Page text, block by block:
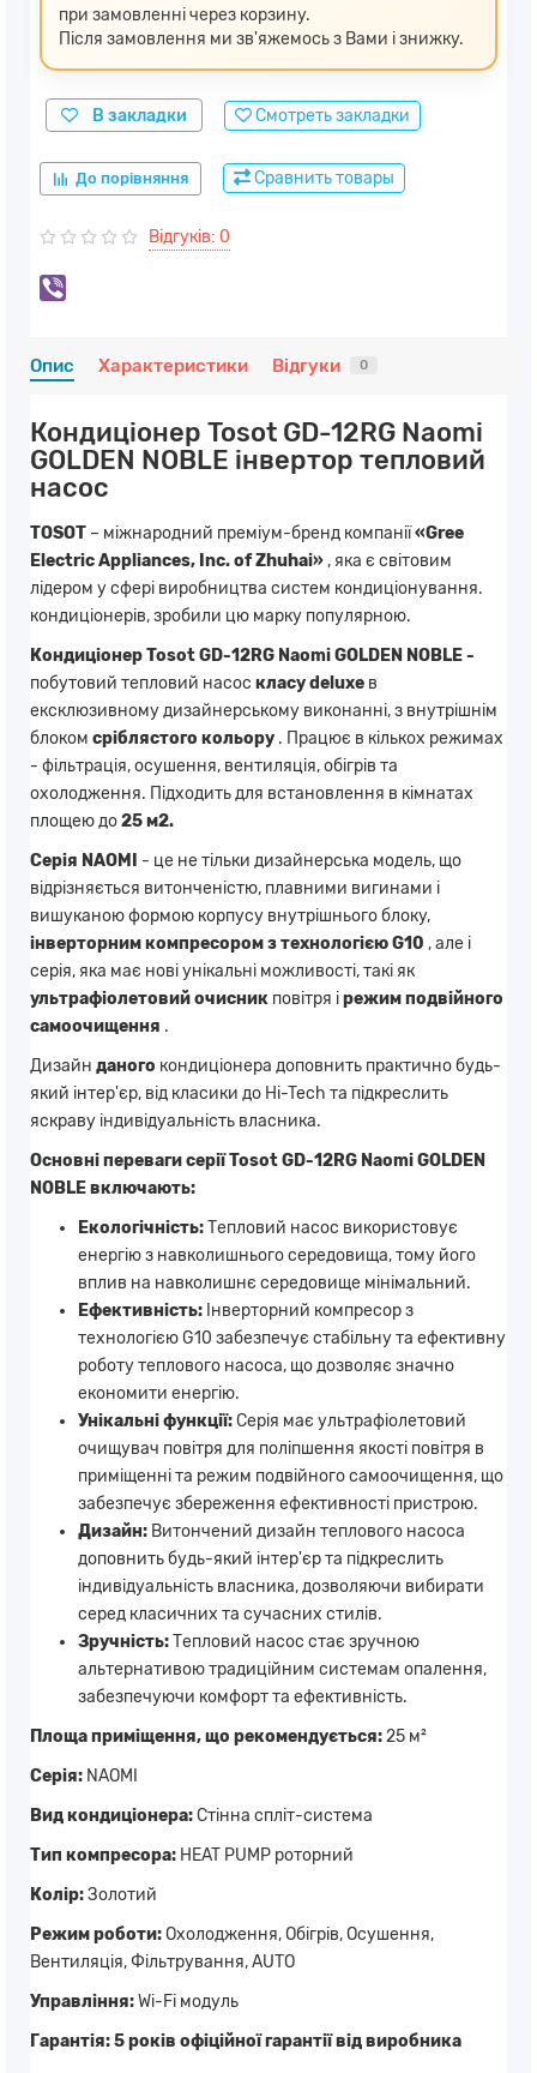
при замовленні через корзину.
Після замовлення ми зв'яжемось з Вами і знижку.
В закладки Смотреть закладки
До порівняння Сравнить товары
Відгуків: 0
Опис Характеристики Відгуки 0
Кондиціонер Tosot GD-12RG Naomi
GOLDEN NOBLE інвертор тепловий
насос
TOSOT – міжнародний преміум-бренд компанії«Gree
Electric Appliances, Inc. of Zhuhai» , яка є світовим
лідером у сфері виробництва систем кондиціонування.
кондиціонерів, зробили цю марку популярною.
КондиціонерTosot GD-12RG Naomi GOLDEN NOBLE-
побутовий тепловий насос класу deluxe в
ексклюзивному дизайнерському виконанні, з внутрішнім
блоком сріблястого кольору . Працює в кількох режимах
- фільтрація, осушення, вентиляція, обігрів та
охолодження. Підходить для встановлення в кімнатах
площею до25 м2.
Серія NAOMI
- це не тільки дизайнерська модель, що
відрізняється витонченістю, плавними вигинами і
вишуканою формою корпусу внутрішнього блоку,
інверторним компресором з технологією G10 , але і
серія, яка має нові унікальні можливості, такі як
ультрафіолетовий очисник повітря ірежим подвійного
самоочищення .
Дизайн даного кондиціонера доповнить практично будь-
який інтер'єр, від класики до Hi-Tech та підкреслить
яскраву індивідуальність власника.
Основні переваги серіїTosot GD-12RG Naomi GOLDEN
NOBLEвключають:
Екологічність:Тепловий насос використовує
енергію з навколишнього середовища, тому його
вплив на навколишнє середовище мінімальний.
Ефективність: Інверторний компресор з
технологією G10 забезпечує стабільну та ефективну
роботу теплового насоса, що дозволяє значно
економити енергію.
Унікальні функції:Серія має ультрафіолетовий
очищувач повітря для поліпшення якості повітря в
приміщенні та режим подвійного самоочищення, що
забезпечує збереження ефективності пристрою.
Дизайн: Витончений дизайн теплового насоса
доповнить будь-який інтер'єр та підкреслить
індивідуальність власника, дозволяючи вибирати
серед класичних та сучасних стилів.
Зручність:Тепловий насос стає зручною
альтернативою традиційним системам опалення,
забезпечуючи комфорт та ефективність.
Площа приміщення, що рекомендується:25 м²
Серія: NAOMI
Вид кондиціонера:Стінна спліт-система
Тип компресора: HEAT PUMP роторний
Колір:Золотий
Режим роботи:Охолодження, Обігрів, Осушення,
Вентиляція, Фільтрування, AUTO
Управління:Wi-Fi модуль
Гарантія: 5 років офіційної гарантії від виробника